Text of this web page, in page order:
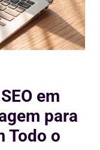
em
para
Todo o